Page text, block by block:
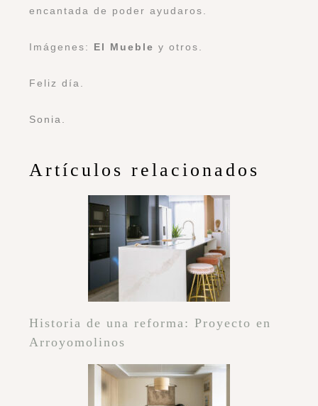
encantada de poder ayudaros.
Imágenes: El Mueble y otros.
Feliz día.
Sonia.
Artículos relacionados
Historia de una reforma: Proyecto en
Arroyomolinos